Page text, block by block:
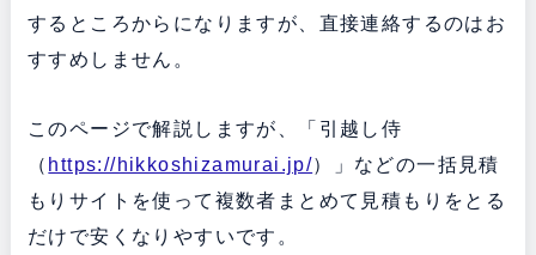
するところからになりますが、直接連絡するのはお
すすめしません。
このページで解説しますが、「引越し侍
（ https://hikkoshizamurai.jp/）」などの一括見積
もりサイトを使って複数者まとめて見積もりをとる
だけで安くなりやすいです。